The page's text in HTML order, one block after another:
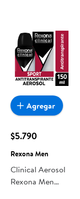
$5.790
Rexona Men
Clinical Aerosol
Rexona Men
Agregar